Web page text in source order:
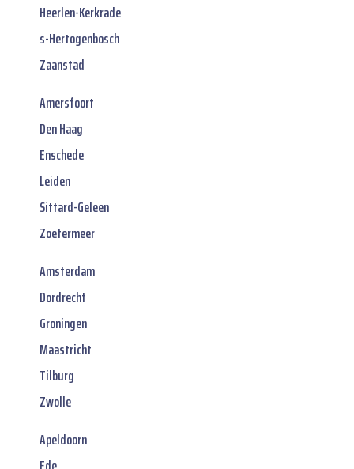
Heerlen-Kerkrade
s-Hertogenbosch
Zaanstad
Amersfoort
Den Haag
Enschede
Leiden
Sittard-Geleen
Zoetermeer
Amsterdam
Dordrecht
Groningen
Maastricht
Tilburg
Zwolle
Apeldoorn